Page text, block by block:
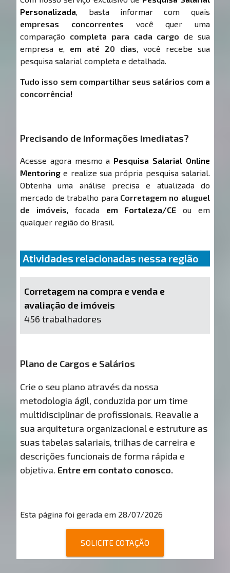
Personalizada, basta informar com quais
empresas concorrentes você quer uma
comparação completa para cada cargo de sua
empresa e, em até 20 dias, você recebe sua
pesquisa salarial completa e detalhada.
Tudo isso sem compartilhar seus salários com a
concorrência!
Precisando de Informações Imediatas?
Acesse agora mesmo a Pesquisa Salarial Online
Mentoring e realize sua própria pesquisa salarial.
Obtenha uma análise precisa e atualizada do
mercado de trabalho para Corretagem no aluguel
de imóveis, focada em Fortaleza/CE ou em
qualquer região do Brasil.
Atividades relacionadas nessa região
Corretagem na compra e venda e
avaliação de imóveis
456 trabalhadores
Plano de Cargos e Salários
Crie o seu plano através da nossa
metodologia ágil, conduzida por um time
multidisciplinar de profissionais. Reavalie a
sua arquitetura organizacional e estruture as
suas tabelas salariais, trilhas de carreira e
descrições funcionais de forma rápida e
objetiva. Entre em contato conosco.
Esta página foi gerada em 28/07/2026
SOLICITE COTAÇÃO